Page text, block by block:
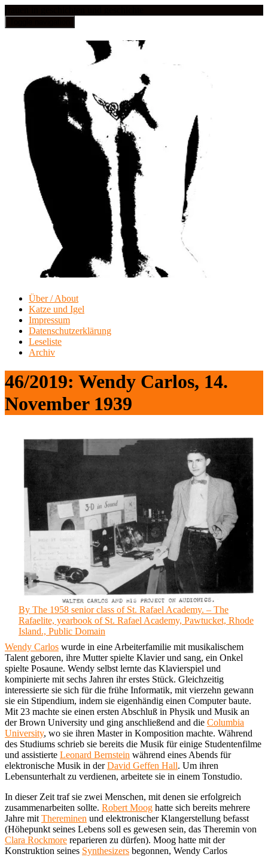
Über / About
Katze und Igel
Impressum
Datenschutzerklärung
Leseliste
Archiv
46/2019: Wendy Carlos, 14.
November 1939
By The 1958 senior class of St. Rafael Academy. – The
Rafaelite, yearbook of St. Rafael Academy, Pawtucket, Rhode
Island., Public Domain
Wendy Carlos wurde in eine Arbeiterfamilie mit musikalischem
Talent geboren, ihre Mutter spielte Klavier und sang, ein Onkel
spielte Posaune. Wendy selbst lernte das Klavierspiel und
kompinierte mit sechs Jahren ihr erstes Stück. Gleichzeitig
interessierte sie sich für die frühe Informatik, mit vierzehn gewann
sie ein Stipendium, indem sie eigenhändig einen Computer baute.
Mit 23 machte sie einen ersten Abschluß in Physik und Musik an
der Brown University und ging anschließend and die Columbia
University, wo sie ihren Master in Komposition machte. Während
des Studiums schrieb sie bereits die Musik für einige Studentenfilme
und assistierte Leonard Bernstein während eines Abends für
elektronische Musik in derDavid Geffen Hall. Um ihren
Lebensunterhalt zu verdienen, arbeitete sie in einem Tonstudio.
In dieser Zeit traf sie zwei Menschen, mit denen sie erfolgreich
zusammenarbeiten sollte. Robert Moog hatte sich bereits mehrere
Jahre mit Thereminen und elektronischer Klangerstellung befasst
(Höhepunkt seines Lebens soll es gewesen sein, das Theremin von
Clara Rockmore reparieren zu dürfen). Moog hatte mit der
Konstruktion seines Synthesizers begonnen, Wendy Carlos